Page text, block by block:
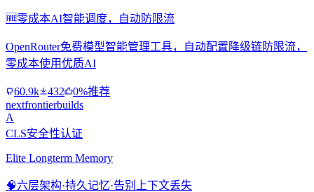
🆓零成本AI智能调度，自动防限流
OpenRouter免费模型智能管理工具，自动配置降级链防限流，
零成本使用优质AI
60.9k 432
0%推荐
nextfrontierbuilds
A
CLS安全性认证
Elite Longterm Memory
🧠六层架构·持久记忆·告别上下文丢失